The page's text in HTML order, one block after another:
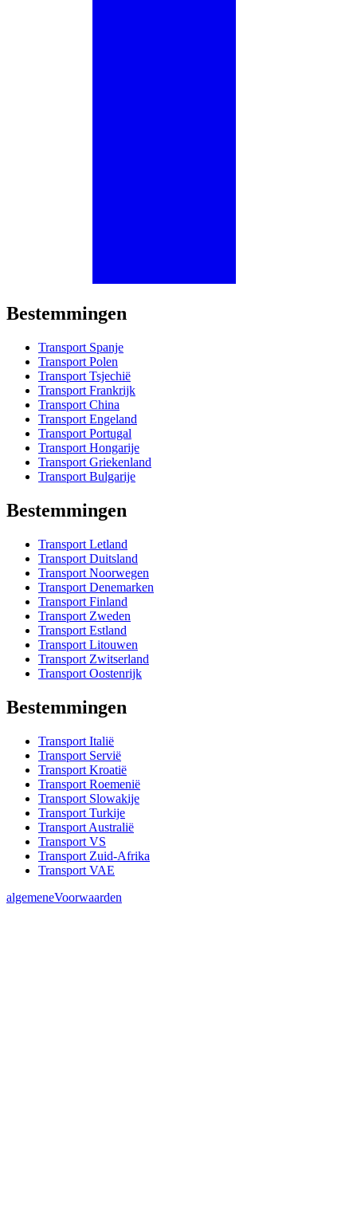
Bestemmingen
Transport Spanje
Transport Polen
Transport Tsjechië
Transport Frankrijk
Transport China
Transport Engeland
Transport Portugal
Transport Hongarije
Transport Griekenland
Transport Bulgarije
Bestemmingen
Transport Letland
Transport Duitsland
Transport Noorwegen
Transport Denemarken
Transport Finland
Transport Zweden
Transport Estland
Transport Litouwen
Transport Zwitserland
Transport Oostenrijk
Bestemmingen
Transport Italië
Transport Servië
Transport Kroatië
Transport Roemenië
Transport Slowakije
Transport Turkije
Transport Australië
Transport VS
Transport Zuid-Afrika
Transport VAE
algemeneVoorwaarden